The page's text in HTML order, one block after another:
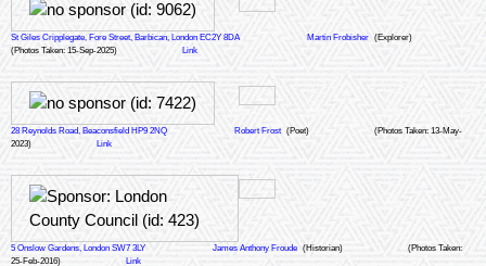
St Giles Cripplegate, Fore Street, Barbican, London EC2Y 8DA Martin Frobisher (Explorer)
(Photos Taken: 15-Sep-2025)
Link
28 Reynolds Road, Beaconsfield HP9 2NQ Robert Frost (Poet)
(Photos Taken: 13-May-
2023)
Link
5 Onslow Gardens, London SW7 3LY James Anthony Froude (Historian)
(Photos Taken:
25-Feb-2016)
Link